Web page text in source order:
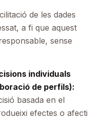
de les dades
a fi que aquest
sense
individuals
de perfils):
basada en el
efectes o afecti